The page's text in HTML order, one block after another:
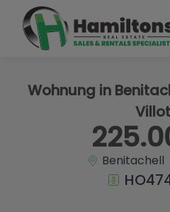
Wohnung in
1 / 16